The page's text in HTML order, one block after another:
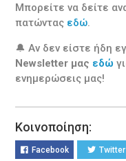
Μπορείτε να δείτε
πατώντας εδώ.
🔔 Αν δεν είστε ήδη
Newsletter μας εδώ
ενημερώσεις μας!
Κοινοποίηση:
Facebook Twitter